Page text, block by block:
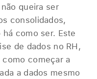
queira ser
consolidados,
como ser. Este
de dados no RH,
começar a
a dados mesmo